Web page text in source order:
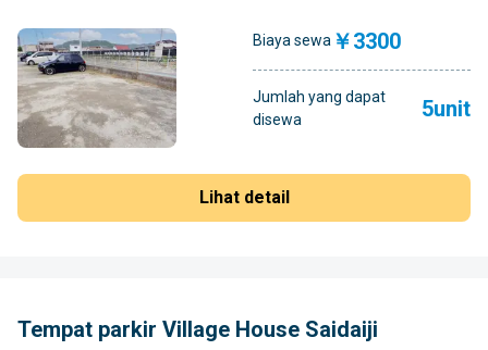
Biaya sewa ￥3300
Jumlah yang dapat
disewa
5unit
Lihat detail
Tempat parkir Village House Saidaiji